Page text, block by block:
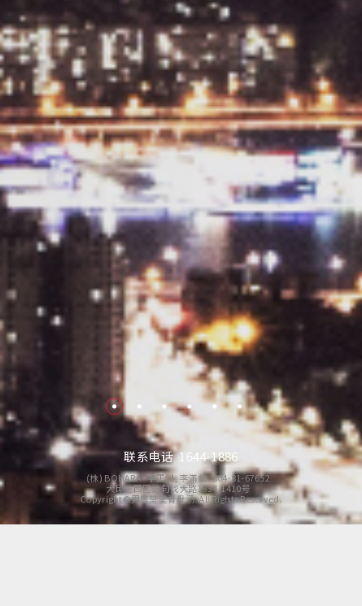
联系电话 1644-1886
(株) BOHARA 李正烈, 李滿載 504-81-67652
大邱达西区达句伐大路1834,1410号
Copyright©男气堂堂脊骨汤. All Rights Reserved.